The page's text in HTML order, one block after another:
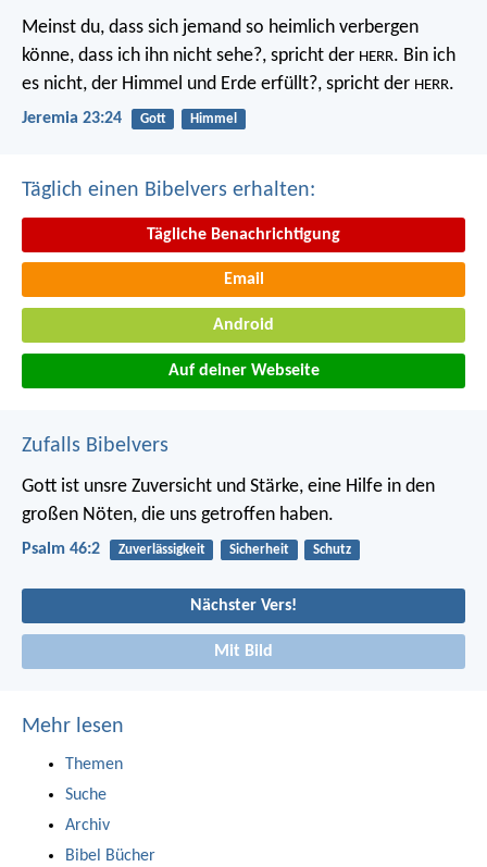
Meinst du, dass sich jemand so heimlich verbergen
könne, dass ich ihn nicht sehe?, spricht der HERR. Bin ich
es nicht, der Himmel und Erde erfüllt?, spricht der HERR.
Jeremia 23:24 Gott Himmel
Täglich einen Bibelvers erhalten:
Tägliche Benachrichtigung
Email
Android
Auf deiner Webseite
Zufalls Bibelvers
Gott ist unsre Zuversicht und Stärke, eine Hilfe in den
großen Nöten, die uns getroffen haben.
Psalm 46:2 Zuverlässigkeit Sicherheit Schutz
Nächster Vers!
Mit Bild
Mehr lesen
Themen
Suche
Archiv
Bibel Bücher